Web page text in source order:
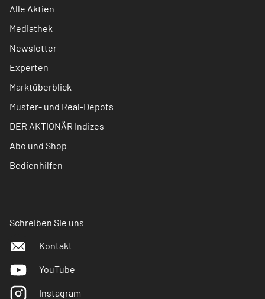
Alle Aktien
Mediathek
Newsletter
Experten
Marktüberblick
Muster- und Real-Depots
DER AKTIONÄR Indizes
Abo und Shop
Bedienhilfen
Schreiben Sie uns
Kontakt
YouTube
Instagram